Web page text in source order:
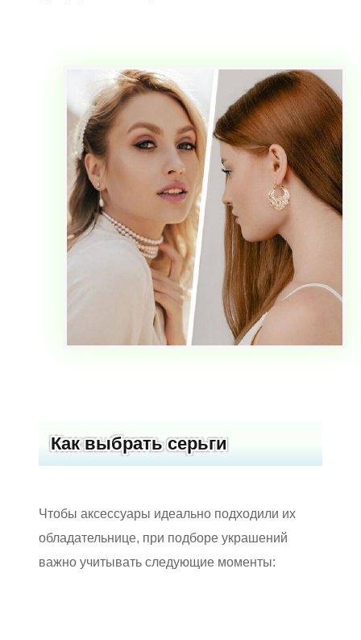
Как выбрать серьги
Чтобы аксессуары идеально подходили их
обладательнице, при подборе украшений
важно учитывать следующие моменты: